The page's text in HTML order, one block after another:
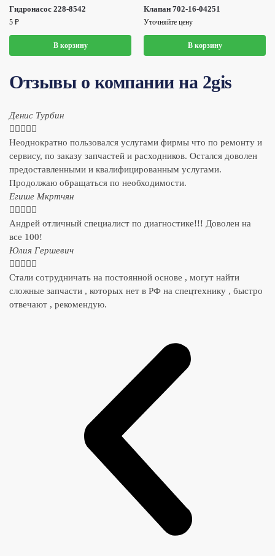
Гидронасос 228-8542
5 ₽
В корзину
Клапан 702-16-04251
Уточняйте цену
В корзину
Отзывы о компании на 2gis
Денис Турбин
    
Неоднократно пользовался услугами фирмы что по ремонту и
сервису, по заказу запчастей и расходников. Остался доволен
предоставленными и квалифицированным услугами.
Продолжаю обращаться по необходимости.
​Егише Мкртчян
    
Андрей отличный специалист по диагностике!!! Доволен на
все 100!
​Юлия Гершевич
    
Стали сотрудничать на постоянной основе , могут найти
сложные запчасти , которых нет в РФ на спецтехнику , быстро
отвечают , рекомендую.